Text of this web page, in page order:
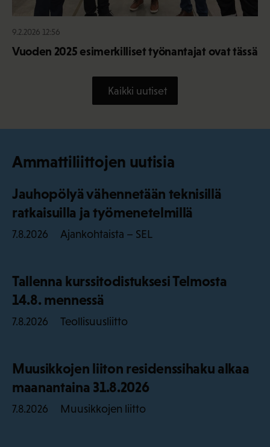
9.2.2026 12:56
Vuoden 2025 esimerkilliset työnantajat ovat tässä
Kaikki uutiset
Ammattiliittojen uutisia
Jauhopölyä vähennetään teknisillä
ratkaisuilla ja työmenetelmillä
7.8.2026 Ajankohtaista – SEL
Tallenna kurssitodistuksesi Telmosta
14.8. mennessä
7.8.2026 Teollisuusliitto
Muusikkojen liiton residenssihaku alkaa
maanantaina 31.8.2026
7.8.2026 Muusikkojen liitto